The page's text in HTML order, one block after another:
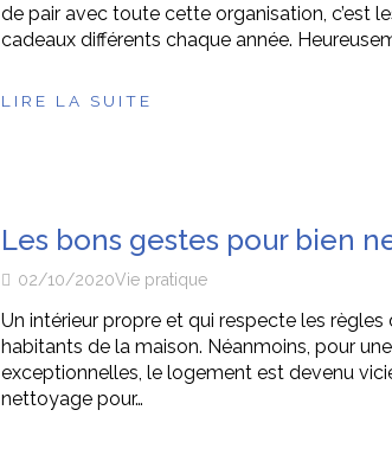
de pair avec toute cette organisation, c’est
cadeaux différents chaque année.
LIRE LA SUITE
Les bons gestes pour bien
02/10/2020Vie pratique
Un intérieur propre et qui respecte les
habitants de la maison. Néanmoins, pour
exceptionnelles, le logement est devenu
nettoyage pour…